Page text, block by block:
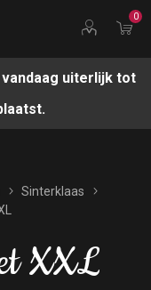
0
uiterlijk tot
Sinterklaas
XXL